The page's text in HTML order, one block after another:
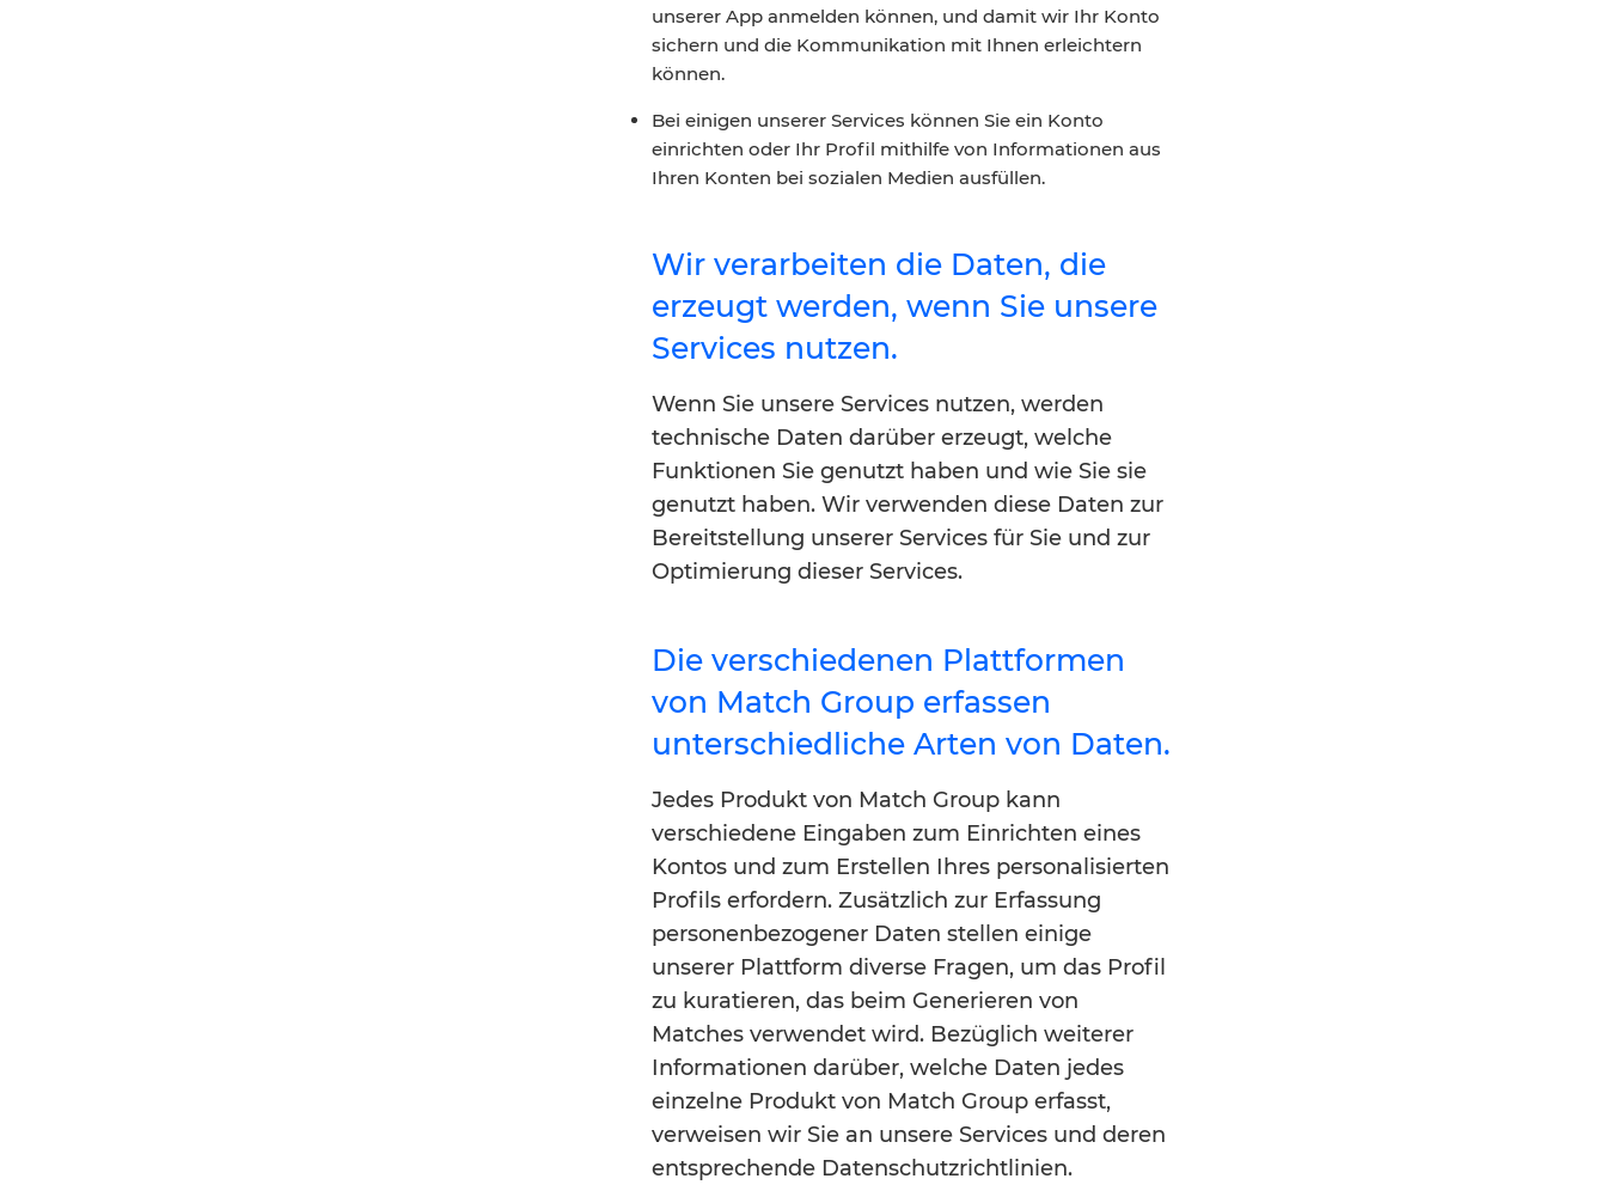
unserer App anmelden können, und damit wir Ihr Konto
sichern und die Kommunikation mit Ihnen erleichtern
können.
Bei einigen unserer Services können Sie ein Konto
einrichten oder Ihr Profil mithilfe von Informationen aus
Ihren Konten bei sozialen Medien ausfüllen.
Wir verarbeiten die Daten, die
erzeugt werden, wenn Sie unsere
Services nutzen.
Wenn Sie unsere Services nutzen, werden
technische Daten darüber erzeugt, welche
Funktionen Sie genutzt haben und wie Sie sie
genutzt haben. Wir verwenden diese Daten zur
Bereitstellung unserer Services für Sie und zur
Optimierung dieser Services.
Die verschiedenen Plattformen
von Match Group erfassen
unterschiedliche Arten von Daten.
Jedes Produkt von Match Group kann
verschiedene Eingaben zum Einrichten eines
Kontos und zum Erstellen Ihres personalisierten
Profils erfordern. Zusätzlich zur Erfassung
personenbezogener Daten stellen einige
unserer Plattform diverse Fragen, um das Profil
zu kuratieren, das beim Generieren von
Matches verwendet wird. Bezüglich weiterer
Informationen darüber, welche Daten jedes
einzelne Produkt von Match Group erfasst,
verweisen wir Sie an unsere Services und deren
entsprechende Datenschutzrichtlinien.